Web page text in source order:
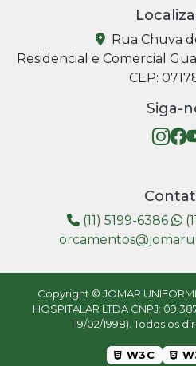
Rua Chuva
Residencial e Comercial
CEP:
Siga-
(11) 5199-6386
Copyright © JOMAR
HOSPITALAR LTDA CNPJ:
19/02/1998). Todos os
W3C